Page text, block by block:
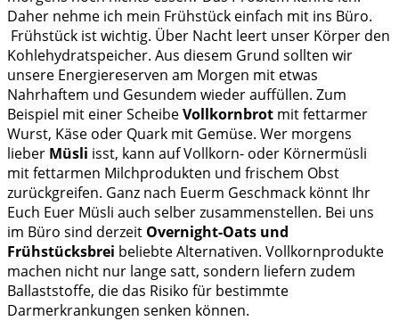
Daher nehme ich mein Frühstück einfach mit ins Büro.
Frühstück ist wichtig. Über Nacht leert unser Körper den
Kohlehydratspeicher. Aus diesem Grund sollten wir
unsere Energiereserven am Morgen mit etwas
Nahrhaftem und Gesundem wieder auffüllen. Zum
Beispiel mit einer ScheibeVollkornbrot mit fettarmer
Wurst, Käse oder Quark mit Gemüse. Wer morgens
lieber Müsli isst, kann auf Vollkorn- oder Körnermüsli
mit fettarmen Milchprodukten und frischem Obst
zurückgreifen. Ganz nach Euerm Geschmack könnt Ihr
Euch Euer Müsli auch selber zusammenstellen. Bei uns
im Büro sind derzeit Overnight-Oats und
Frühstücksbrei beliebte Alternativen. Vollkornprodukte
machen nicht nur lange satt, sondern liefern zudem
Ballaststoffe, die das Risiko für bestimmte
Darmerkrankungen senken können.